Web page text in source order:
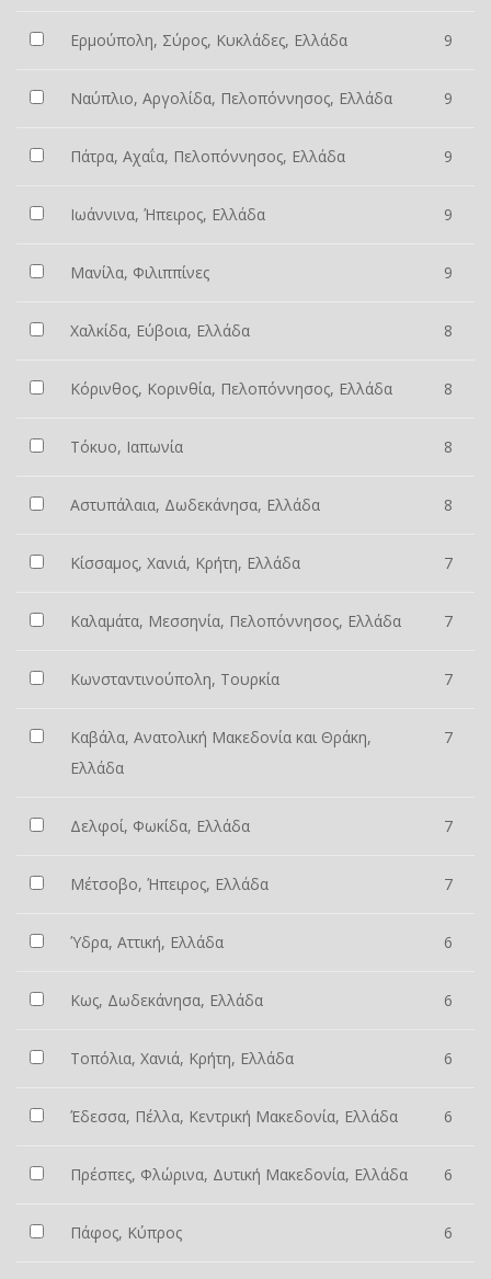
Ερμούπολη, Σύρος, Κυκλάδες, Ελλάδα 9
Ναύπλιο, Αργολίδα, Πελοπόννησος, Ελλάδα 9
Πάτρα, Αχαΐα, Πελοπόννησος, Ελλάδα 9
Ιωάννινα, Ήπειρος, Ελλάδα 9
Μανίλα, Φιλιππίνες 9
Χαλκίδα, Εύβοια, Ελλάδα 8
Κόρινθος, Κορινθία, Πελοπόννησος, Ελλάδα 8
Τόκυο, Ιαπωνία 8
Αστυπάλαια, Δωδεκάνησα, Ελλάδα 8
Κίσσαμος, Χανιά, Κρήτη, Ελλάδα 7
Καλαμάτα, Μεσσηνία, Πελοπόννησος, Ελλάδα 7
Κωνσταντινούπολη, Τουρκία 7
Καβάλα, Ανατολική Μακεδονία και Θράκη,
Ελλάδα
7
Δελφοί, Φωκίδα, Ελλάδα 7
Μέτσοβο, Ήπειρος, Ελλάδα 7
Ύδρα, Αττική, Ελλάδα 6
Κως, Δωδεκάνησα, Ελλάδα 6
Τοπόλια, Χανιά, Κρήτη, Ελλάδα 6
Έδεσσα, Πέλλα, Κεντρική Μακεδονία, Ελλάδα 6
Πρέσπες, Φλώρινα, Δυτική Μακεδονία, Ελλάδα 6
Πάφος, Κύπρος 6